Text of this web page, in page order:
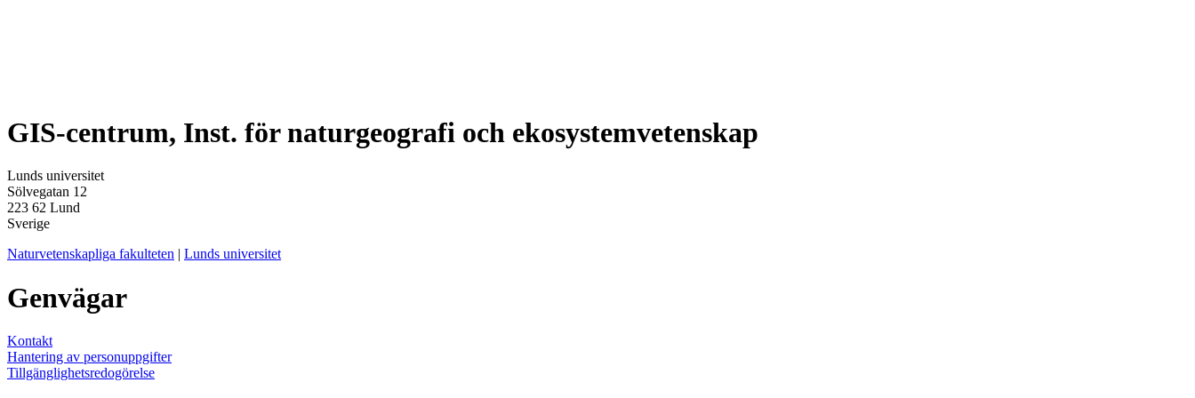
GIS-centrum, Inst. för naturgeografi och ekosystemvetenskap
Lunds universitet
Sölvegatan 12
223 62 Lund
Sverige
Naturvetenskapliga fakulteten | Lunds universitet
Genvägar
Kontakt
Hantering av personuppgifter
Tillgänglighetsredogörelse